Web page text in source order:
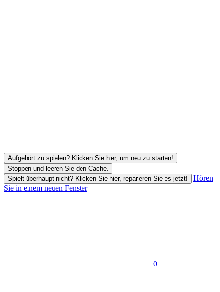
Aufgehört zu spielen? Klicken Sie hier, um neu zu starten!
Stoppen und leeren Sie den Cache.
Spielt überhaupt nicht? Klicken Sie hier, reparieren Sie es jetzt!
Hören
Sie in einem neuen Fenster
0